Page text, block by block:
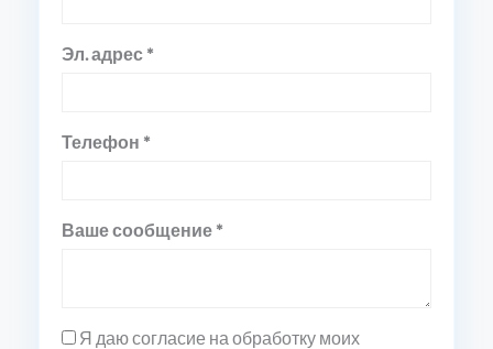
Эл. адрес *
Телефон *
Ваше сообщение *
Я даю согласие на обработку моих